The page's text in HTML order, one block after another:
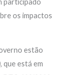
os impactos
estão
, que está em